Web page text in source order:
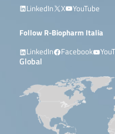
LinkedIn
X YouTube
Follow R-Biopharm Italia
LinkedIn
Facebook
Global